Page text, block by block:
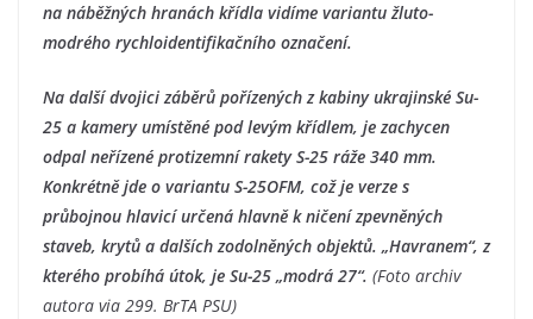
na náběžných hranách křídla vidíme variantu žluto-
modrého rychloidentifikačního označení.
Na další dvojici záběrů pořízených z kabiny ukrajinské Su-
25 a kamery umístěné pod levým křídlem, je zachycen
odpal neřízené protizemní rakety S-25 ráže 340 mm.
Konkrétně jde o variantu S-25OFM, což je verze s
průbojnou hlavicí určená hlavně k ničení zpevněných
staveb, krytů a dalších zodolněných objektů. „Havranem“, z
kterého probíhá útok, je Su-25 „modrá 27“. (Foto archiv
autora via 299. BrTA PSU)